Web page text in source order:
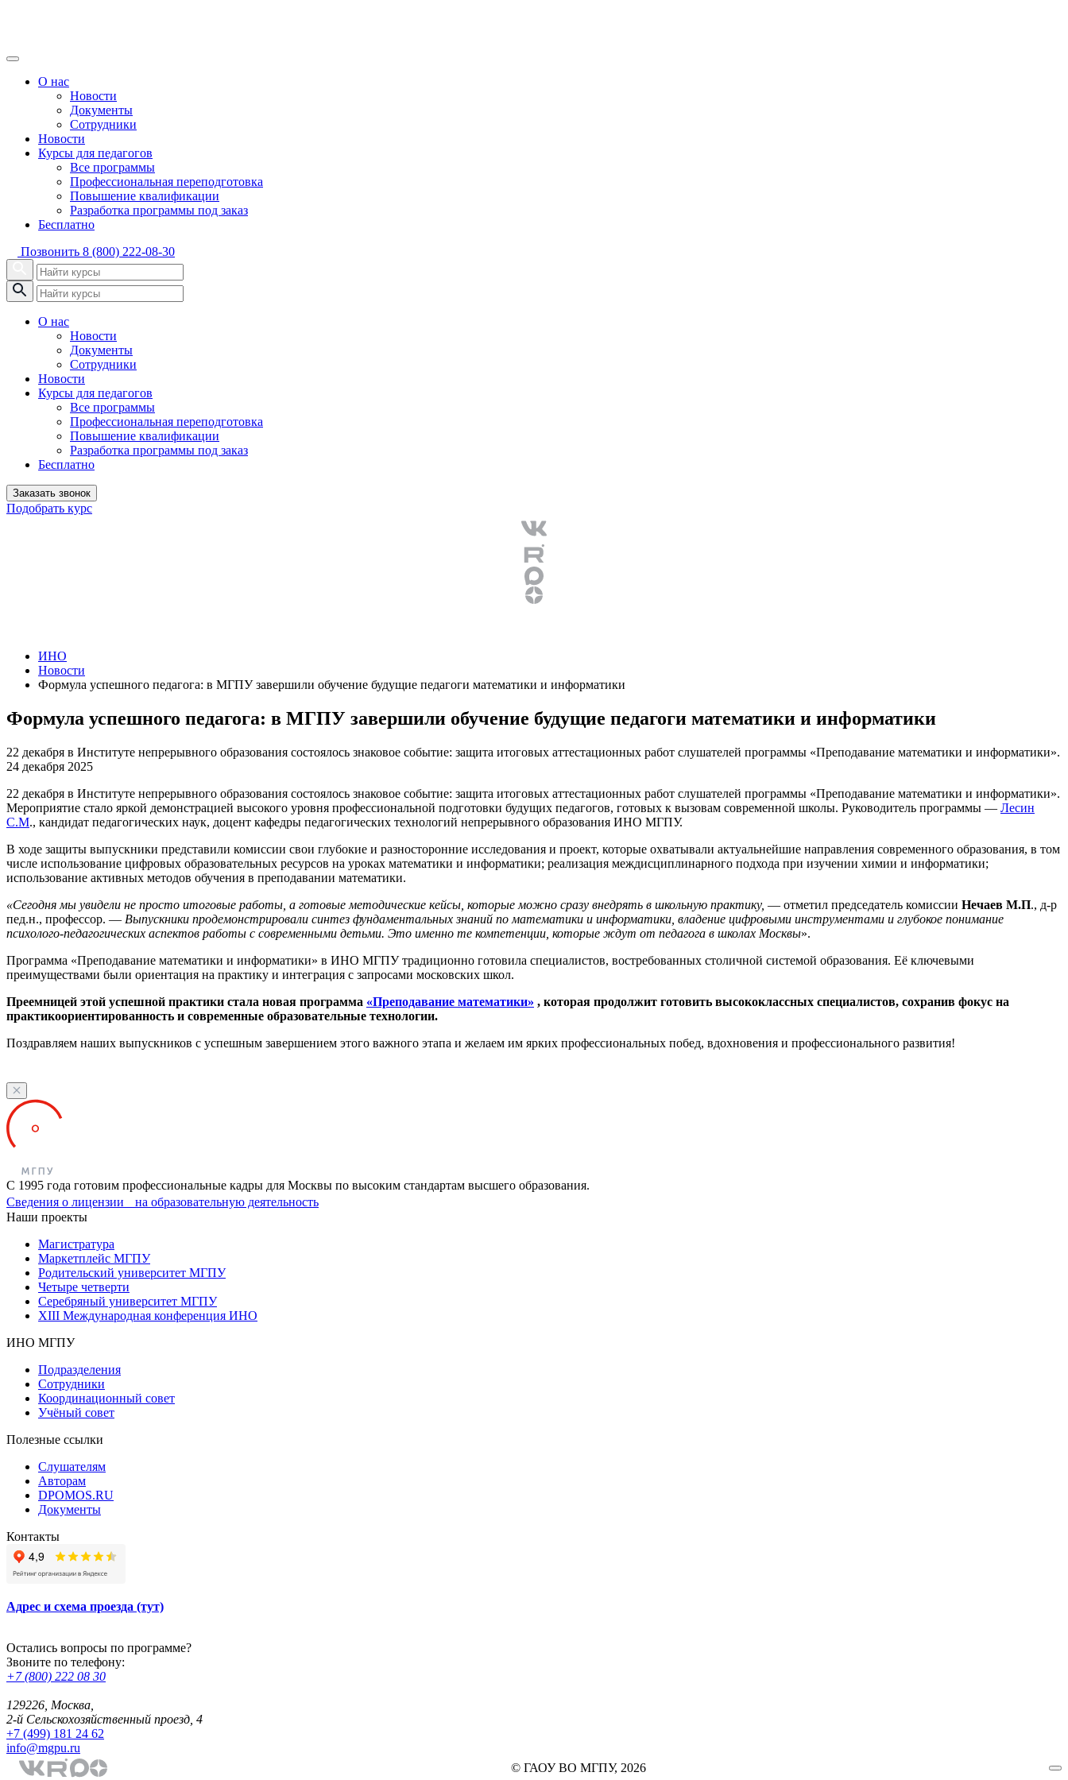
О нас
Новости
Документы
Сотрудники
Новости
Курсы для педагогов
Все программы
Профессиональная переподготовка
Повышение квалификации
Разработка программы под заказ
Бесплатно
Позвонить 8 (800) 222-08-30
О нас
Новости
Документы
Сотрудники
Новости
Курсы для педагогов
Все программы
Профессиональная переподготовка
Повышение квалификации
Разработка программы под заказ
Бесплатно
Заказать звонок
Подобрать курс
ИНО
Новости
Формула успешного педагога: в МГПУ завершили обучение будущие педагоги математики и информатики
Формула успешного педагога: в МГПУ завершили обучение будущие педагоги математики и информатики
22 декабря в Институте непрерывного образования состоялось знаковое событие: защита итоговых аттестационных работ слушателей программы «Преподавание математики и информатики».
24 декабря 2025
22 декабря в Институте непрерывного образования состоялось знаковое событие: защита итоговых аттестационных работ слушателей программы «Преподавание математики и информатики».
Мероприятие стало яркой демонстрацией высокого уровня профессиональной подготовки будущих педагогов, готовых к вызовам современной школы. Руководитель программы — Лесин
С.М., кандидат педагогических наук, доцент кафедры педагогических технологий непрерывного образования ИНО МГПУ.
В ходе защиты выпускники представили комиссии свои глубокие и разносторонние исследования и проект, которые охватывали актуальнейшие направления современного образования, в том
числе использование цифровых образовательных ресурсов на уроках математики и информатики; реализация междисциплинарного подхода при изучении химии и информатики;
использование активных методов обучения в преподавании математики.
«Сегодня мы увидели не просто итоговые работы, а готовые методические кейсы, которые можно сразу внедрять в школьную практику, — отметил председатель комиссии Нечаев М.П., д-р
пед.н., профессор. — Выпускники продемонстрировали синтез фундаментальных знаний по математики и информатики, владение цифровыми инструментами и глубокое понимание
психолого-педагогических аспектов работы с современными детьми. Это именно те компетенции, которые ждут от педагога в школах Москвы».
Программа «Преподавание математики и информатики» в ИНО МГПУ традиционно готовила специалистов, востребованных столичной системой образования. Её ключевыми
преимуществами были ориентация на практику и интеграция с запросами московских школ.
Преемницей этой успешной практики стала новая программа «Преподавание математики» , которая продолжит готовить высококлассных специалистов, сохранив фокус на
практикоориентированность и современные образовательные технологии.
Поздравляем наших выпускников с успешным завершением этого важного этапа и желаем им ярких профессиональных побед, вдохновения и профессионального развития!
С 1995 года готовим профессиональные кадры для Москвы по высоким стандартам высшего образования.
Сведения о лицензии на образовательную деятельность
Наши проекты
Магистратура
Маркетплейс МГПУ
Родительский университет МГПУ
Четыре четверти
Серебряный университет МГПУ
XIII Международная конференция ИНО
ИНО МГПУ
Подразделения
Сотрудники
Координационный совет
Учёный совет
Полезные ссылки
Слушателям
Авторам
DPOMOS.RU
Документы
Контакты
Адрес и схема проезда (тут)
Остались вопросы по программе?
Звоните по телефону:
+7 (800) 222 08 30
129226, Москва,
2-й Сельскохозяйственный проезд, 4
+7 (499) 181 24 62
info@mgpu.ru
© ГАОУ ВО МГПУ, 2026